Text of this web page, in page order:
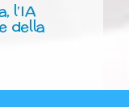
l’IA
della